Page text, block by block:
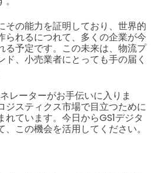
その能力を証明しており、世界的
られるにつれて、多くの企業が今
る予定です。この未来は、物流プ
ド、小売業者にとっても手の届く
レーターがお手伝いに入りま
ジスティクス市場で目立つために
ています。今日からGS1デジタ
この機会を活用してください。